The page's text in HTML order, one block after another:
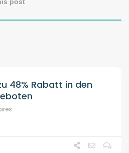
48% Rabatt in den